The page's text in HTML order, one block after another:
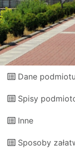
Dane podmiotu
Spisy
Inne
Sposoby